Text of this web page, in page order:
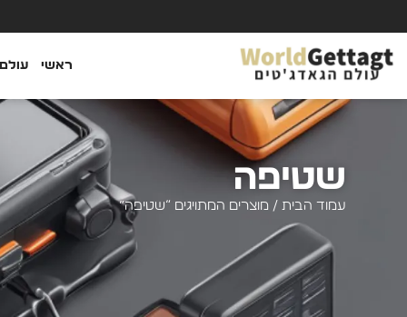
ראשי
שטיפה
עמוד הבית / מוצרים המתויגים “שטיפה”